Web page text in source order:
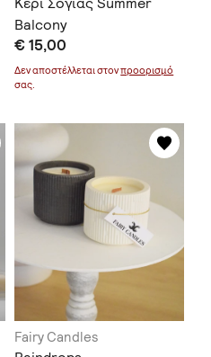
Balcony
€ 15,00
Δεν αποστέλλεται στονπροορισμό
σας.
Fairy Candles